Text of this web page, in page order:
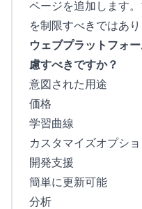
ページを追加します
を制限すべきではあり
ウェブプラットフォ
慮すべきですか？
意図された用途
価格
学習曲線
カスタマイズオプシ
開発支援
簡単に更新可能
分析